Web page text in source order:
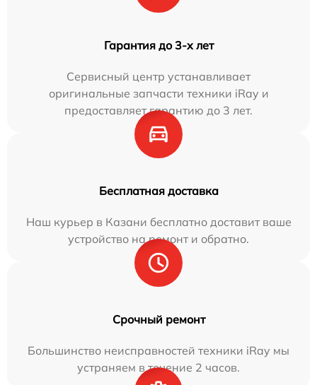
Гарантия до 3-х лет
Сервисный центр устанавливает
оригинальные запчасти техники iRay и
предоставляет гарантию до 3 лет.
Бесплатная доставка
Наш курьер в Казани бесплатно доставит ваше
устройство на ремонт и обратно.
Срочный ремонт
Большинство неисправностей техники iRay мы
устраняем в течение 2 часов.